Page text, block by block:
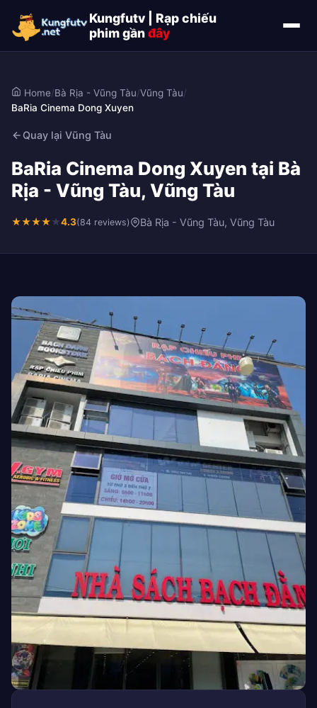
Kungfutv | Rạp chiếu
phim gầnđây
Home/Bà Rịa - Vũng Tàu/Vũng Tàu/
BaRia Cinema Dong Xuyen
Quay lại Vũng Tàu
BaRia Cinema Dong Xuyen tại Bà
Rịa - Vũng Tàu, Vũng Tàu
★★★★★4.3(84 reviews) Bà Rịa - Vũng Tàu, Vũng Tàu